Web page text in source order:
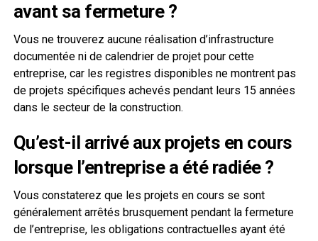
avant sa fermeture ?
Vous ne trouverez aucune réalisation d’infrastructure
documentée ni de calendrier de projet pour cette
entreprise, car les registres disponibles ne montrent pas
de projets spécifiques achevés pendant leurs 15 années
dans le secteur de la construction.
Qu’est-il arrivé aux projets en cours
lorsque l’entreprise a été radiée ?
Vous constaterez que les projets en cours se sont
généralement arrêtés brusquement pendant la fermeture
de l’entreprise, les obligations contractuelles ayant été